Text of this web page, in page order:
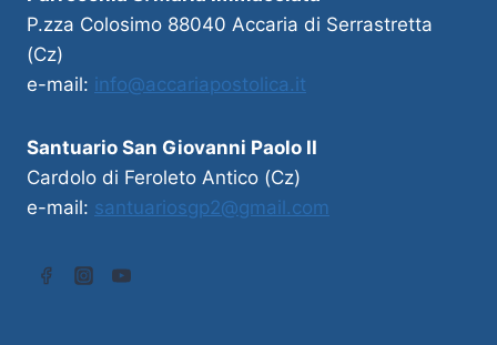
P.zza Colosimo 88040 Accaria di Serrastretta
(Cz)
e-mail: info@accariapostolica.it
Santuario San Giovanni Paolo II
Cardolo di Feroleto Antico (Cz)
e-mail: santuariosgp2@gmail.com